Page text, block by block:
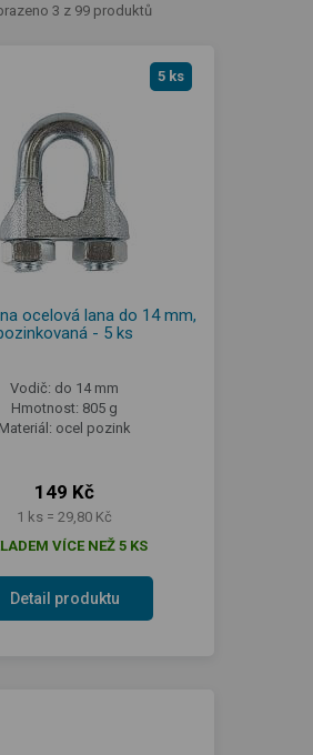
3 z 99 produktů
5 ks
ocelová lana do 14 mm,
- 5 ks
Vodič: do 14 mm
Hmotnost: 805 g
Materiál: ocel pozink
149 Kč
1 ks = 29,80 Kč
VÍCE NEŽ 5 KS
Detail produktu